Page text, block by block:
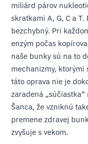
miliárd párov
skratkami A, G, C a
bezchybný. Pri
enzým počas
naše bunky sú na to
mechanizmy, ktorými
táto oprava nie je
zaradená
Šanca, že vzniknú
premene zdravej
zvyšuje s vekom.